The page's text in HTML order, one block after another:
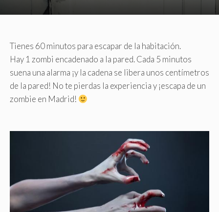
Tienes 60minutos para escapar de la habitación.
Hay 1 zombi encadenado a la pared. Cada 5 minutos
suena una alarma ¡y la cadena se libera unos centímetros
de la pared! No te pierdas la experiencia y ¡escapa de un
zombie en Madrid!